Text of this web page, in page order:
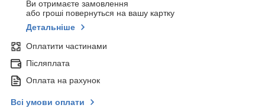
Ви отримаєте замовлення
або гроші повернуться на вашу картку
Детальніше
Оплатити частинами
Післяплата
Оплата на рахунок
Всі умови оплати